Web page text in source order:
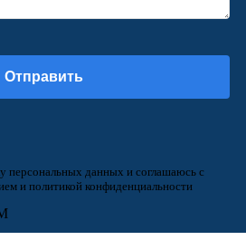
персональных данных и соглашаюсь с
и политикой конфиденциальности